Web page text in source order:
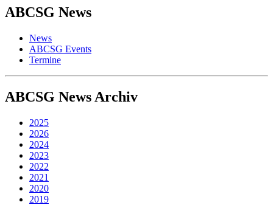
ABCSG News
News
ABCSG Events
Termine
ABCSG News Archiv
2025
2026
2024
2023
2022
2021
2020
2019